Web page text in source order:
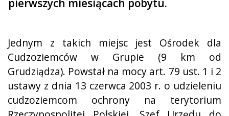
pierwszych miesiącach pobytu.
Jednym z takich miejsc jest
Ośrodek dla
Cudzoziemców w Grupie (9 km od
Grudziądza). Powstał na mocy art. 79 ust. 1 i 2
ustawy z dnia 13 czerwca 2003 r. o udzieleniu
cudzoziemcom ochrony na terytorium